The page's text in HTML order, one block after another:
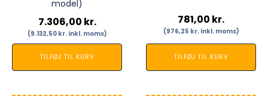
model)
7.306,00 kr.
(9.132,50 kr.inkl. moms)
TILFØJ TIL KURV
781,00 kr.
(976,25 kr.inkl. moms)
TILFØJ TIL KURV